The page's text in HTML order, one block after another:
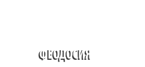
ФЕОДОСИЯ